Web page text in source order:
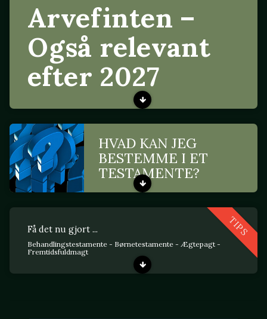
Arvefinten –
Også relevant
efter 2027
HVAD KAN JEG
BESTEMME I ET
TESTAMENTE?
TIPS
Få det nu gjort ...
Behandlingstestamente - Børnetestamente - Ægtepagt -
Fremtidsfuldmagt